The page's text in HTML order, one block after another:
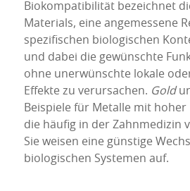
Biokompatibilität bezeichnet
Materials, eine angemessene
spezifischen biologischen
und dabei die gewünschte
ohne unerwünschte lokale
Effekte zu verursachen. Gold
Beispiele für Metalle mit
die häufig in der Zahnmedizin
Sie weisen eine günstige
biologischen Systemen auf.